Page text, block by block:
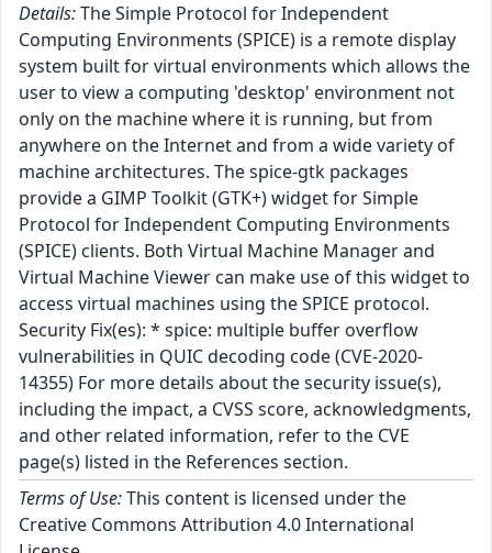
Details:The Simple Protocol for Independent
Computing Environments (SPICE) is a remote display
system built for virtual environments which allows the
user to view a computing 'desktop' environment not
only on the machine where it is running, but from
anywhere on the Internet and from a wide variety of
machine architectures. The spice-gtk packages
provide a GIMP Toolkit (GTK+) widget for Simple
Protocol for Independent Computing Environments
(SPICE) clients. Both Virtual Machine Manager and
Virtual Machine Viewer can make use of this widget to
access virtual machines using the SPICE protocol.
Security Fix(es): * spice: multiple buffer overflow
vulnerabilities in QUIC decoding code (CVE-2020-
14355) For more details about the security issue(s),
including the impact, a CVSS score, acknowledgments,
and other related information, refer to the CVE
page(s) listed in the References section.
Terms of Use:This content is licensed under the
Creative Commons Attribution 4.0 International